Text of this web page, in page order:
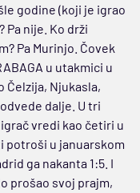
godine (koji je igrao
Pa nije. Ko drži
Pa Murinjo. Čovek
u utakmici u
Čelzija, Njukasla,
dalje. U tri
vredi kao četiri u
potroši u januarskom
ga nakanta 1:5. I
prošao svoj prajm,